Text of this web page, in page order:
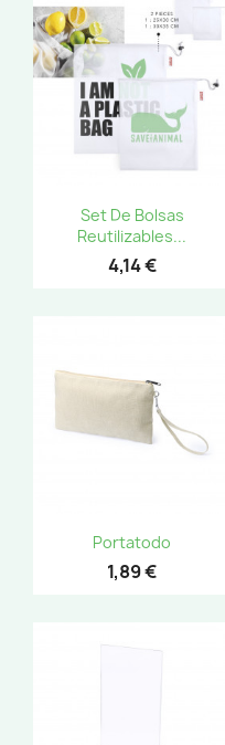
Set De Bolsas
Reutilizables...
4,14 €
Portatodo
1,89 €